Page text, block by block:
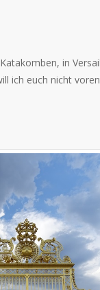
in
ich euch nicht